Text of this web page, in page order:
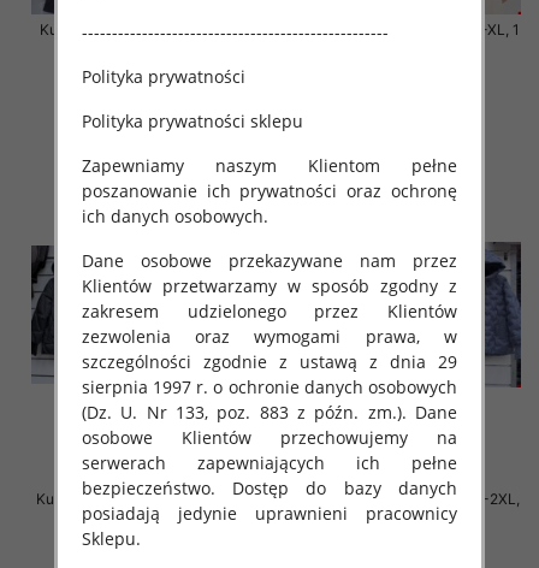
Kurtki damskie skórzana Roz S-
85.00 zł
szczegóły
Kurtki damskie cienki Roz S-XL, 1
Kurtki damskie cienki Roz S-2XL,
1 Kolor Paczka 5 szt
95.00 zł
Kurtki damskie cienki Roz S-2XL,
1 Kolor Paczka 5 szt
---------------------------------------------------
Polityka prywatności
Polityka prywatności sklepu
Zapewniamy naszym Klientom pełne
poszanowanie ich prywatności oraz ochronę
ich danych osobowych.
Dane osobowe przekazywane nam przez
Klientów przetwarzamy w sposób zgodny z
zakresem udzielonego przez Klientów
zezwolenia oraz wymogami prawa, w
szczególności zgodnie z ustawą z dnia 29
sierpnia 1997 r. o ochronie danych osobowych
(Dz. U. Nr 133, poz. 883 z późn. zm.). Dane
osobowe Klientów przechowujemy na
serwerach zapewniających ich pełne
bezpieczeństwo. Dostęp do bazy danych
posiadają jedynie uprawnieni pracownicy
Sklepu.